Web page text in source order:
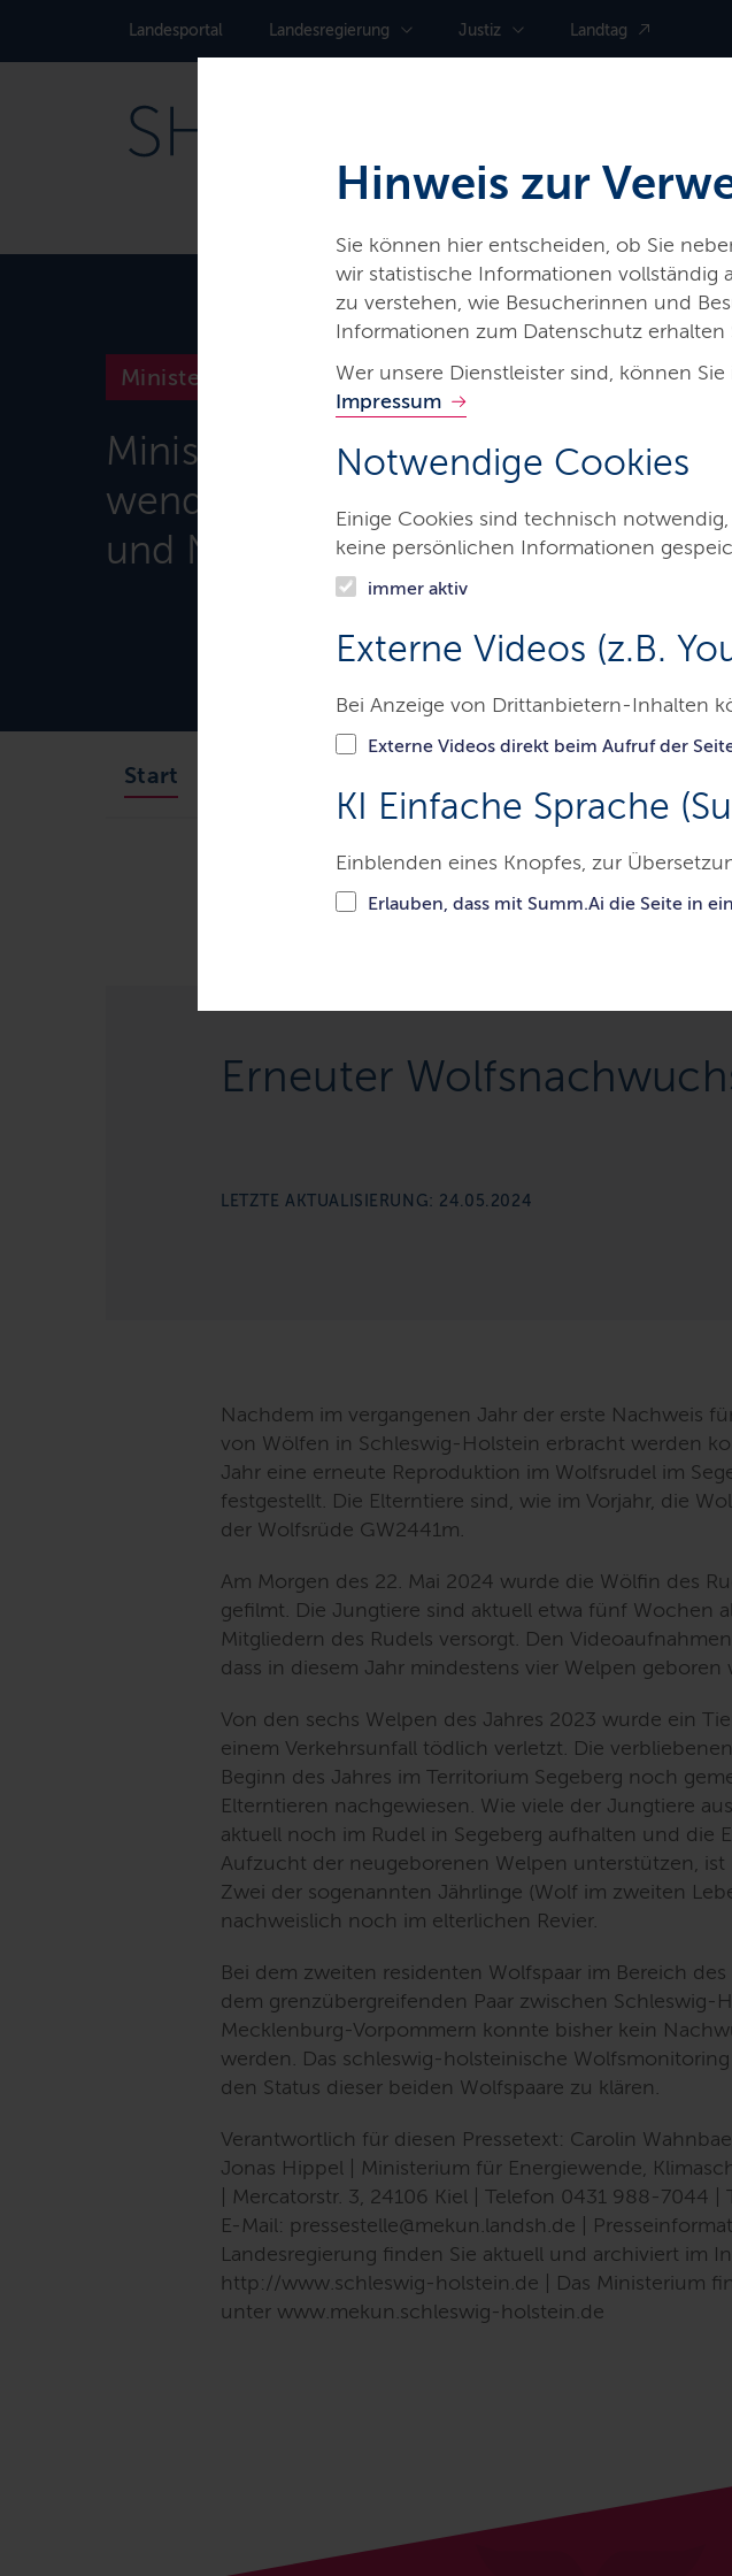
Hinweis zur
Sie können hier entscheiden, ob Sie
wir statistische Informationen vollständig
zu verstehen, wie Besucherinnen und
Informationen zum Datenschutz
Wer unsere Dienstleister sind, können
Impressum
Notwendige Cookies
Einige Cookies sind technisch
keine persönlichen Informationen
immer aktiv
Externe Videos (z.B.
Bei Anzeige von Drittanbietern-Inhalten
Externe Videos direkt beim Aufruf der
KI Einfache Sprache
Einblenden eines Knopfes, zur
Erlauben, dass mit Summ.Ai die Seite in
Landes­portal Landes­regierung Justiz Landtag
Ministerium für Energie­
wende, Klimaschutz, Umwelt
und Natur
Ministerien & Behörden
Start
Ministerien & Behörden Ministerium für Energiewende,
Erneuter Wolfsnachwuchs in Segeberg
Erneuter
LETZTE AKTUALISIERUNG: 24.05.2024
Nachdem im vergangenen Jahr der erste Nachweis
von Wölfen in Schleswig-Holstein erbracht werden
Jahr eine erneute Reproduktion im Wolfsrudel im
festgestellt. Die Elterntiere sind, wie im Vorjahr, die
der Wolfsrüde GW2441m.
Am Morgen des 22. Mai 2024 wurde die Wölfin des
gefilmt. Die Jungtiere sind aktuell etwa fünf Wochen
Mitgliedern des Rudels versorgt. Den
dass in diesem Jahr mindestens vier Welpen geboren
Von den sechs Welpen des Jahres 2023 wurde ein
einem Verkehrsunfall tödlich verletzt. Die
Beginn des Jahres im Territorium Segeberg noch
Elterntieren nachgewiesen. Wie viele der Jungtiere
aktuell noch im Rudel in Segeberg aufhalten und die
Aufzucht der neugeborenen Welpen unterstützen,
Zwei der sogenannten Jährlinge (Wolf im zweiten
nachweislich noch im elterlichen Revier.
Bei dem zweiten residenten Wolfspaar im Bereich
dem grenzübergreifenden Paar zwischen Schleswig-
Mecklenburg-Vorpommern konnte bisher kein
werden. Das schleswig-holsteinische
den Status dieser beiden Wolfspaare zu klären.
Verantwortlich für diesen Pressetext: Carolin
Jonas Hippel | Ministerium für Energiewende,
| Mercatorstr. 3, 24106 Kiel | Telefon 0431 988-7044 |
E-Mail: pressestelle@mekun.landsh.de |
Landesregierung finden Sie aktuell und archiviert im
http://www.schleswig-holstein.de | Das Ministerium
unter www.mekun.schleswig-holstein.de